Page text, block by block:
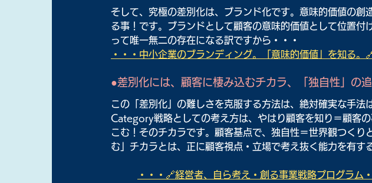
そして、究極の差別化は、ブランド化です。意味的価値の創
る事！です。ブランドとして顧客の意味的価値として位置付
って唯一無二の存在になる訳ですから・・・
・・・中小企業のブランディング。「意味的価値」を知る。
●差別化には、顧客に棲み込むチカラ、「独自性」の追
この「差別化」の難しさを克服する方法は、絶対確実な手法
Category戦略としての考え方は、やはり顧客を知り＝顧客
こむ！そのチカラです。顧客基点で、独自性＝世界観つくり
む」チカラとは、正に顧客視点・立場で考え抜く能力を有す
・・・🔗経営者、自ら考え・創る事業戦略プログラ